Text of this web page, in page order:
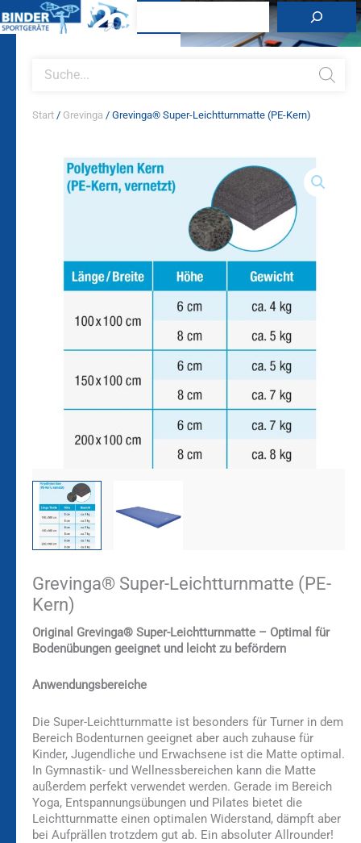
Inhalt
search
Start / Grevinga / Grevinga® Super-Leichtturnmatte (PE-Kern)
Grevinga® Super-Leichtturnmatte (PE-
Kern)
Original Grevinga® Super-Leichtturnmatte – Optimal für
Bodenübungen geeignet und leicht zu befördern
Anwendungsbereiche
Die Super-Leichtturnmatte ist besonders für Turner in dem
Bereich Bodenturnen geeignet aber auch zuhause für
Kinder, Jugendliche und Erwachsene ist die Matte optimal.
In Gymnastik- und Wellnessbereichen kann die Matte
außerdem perfekt verwendet werden. Gerade im Bereich
Yoga, Entspannungsübungen und Pilates bietet die
Leichtturnmatte einen optimalen Widerstand, dämpft aber
bei Aufprällen trotzdem gut ab. Ein absoluter Allrounder!
Grevinga®
Leichtturnmatte